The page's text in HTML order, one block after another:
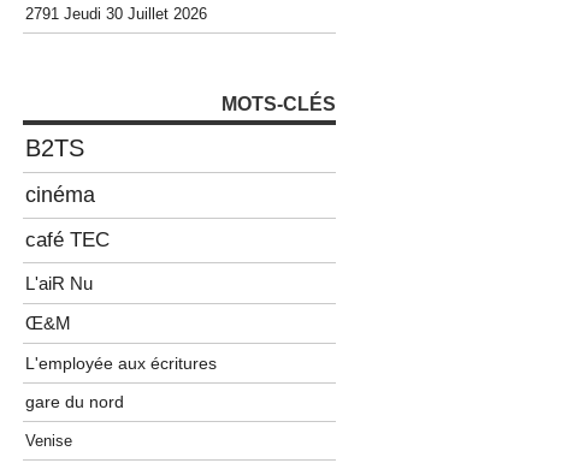
2791 Jeudi 30 Juillet 2026
MOTS-CLÉS
B2TS
cinéma
café TEC
L'aiR Nu
Œ&M
L'employée aux écritures
gare du nord
Venise